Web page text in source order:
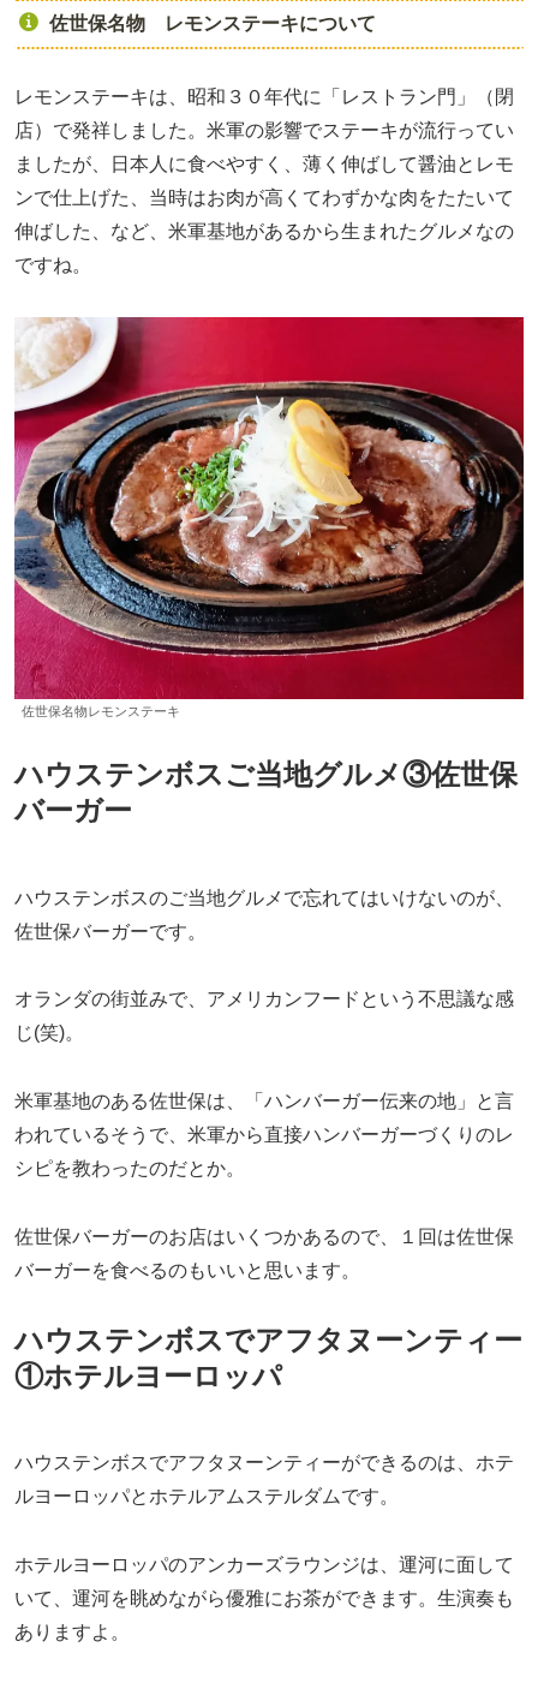
佐世保名物 レモンステーキについて
レモンステーキは、昭和３０年代に「レストラン門」（閉
店）で発祥しました。米軍の影響でステーキが流行ってい
ましたが、日本人に食べやすく、薄く伸ばして醤油とレモ
ンで仕上げた、当時はお肉が高くてわずかな肉をたたいて
伸ばした、など、米軍基地があるから生まれたグルメなの
ですね。
佐世保名物レモンステーキ
ハウステンボスご当地グルメ③佐世保
バーガー
ハウステンボスのご当地グルメで忘れてはいけないのが、
佐世保バーガーです。
オランダの街並みで、アメリカンフードという不思議な感
じ(笑)。
米軍基地のある佐世保は、「ハンバーガー伝来の地」と言
われているそうで、米軍から直接ハンバーガーづくりのレ
シピを教わったのだとか。
佐世保バーガーのお店はいくつかあるので、１回は佐世保
バーガーを食べるのもいいと思います。
ハウステンボスでアフタヌーンティー
①ホテルヨーロッパ
ハウステンボスでアフタヌーンティーができるのは、ホテ
ルヨーロッパとホテルアムステルダムです。
ホテルヨーロッパのアンカーズラウンジは、運河に面して
いて、運河を眺めながら優雅にお茶ができます。生演奏も
ありますよ。